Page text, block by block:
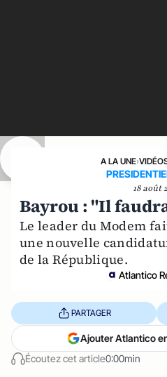
A LA UNE›
18 août
Bayrou : "Il
Le leader du Modem
une nouvelle
de la République.
Atlantico
Écoutez cet article0:00min
PARTAGER
Ajouter Atlantico